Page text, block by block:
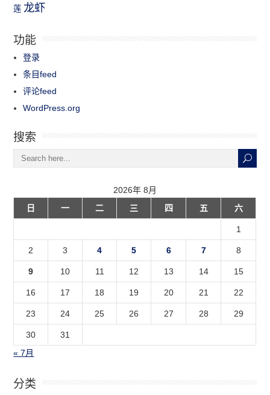
莲 龙虾
功能
登录
条目feed
评论feed
WordPress.org
搜索
2026年 8月
日
一 二 三 四 五 六
1
2 3 4 5 6 7 8
9 10 11 12 13 14 15
16 17 18 19 20 21 22
23 24 25 26 27 28 29
30
31
« 7月
分类